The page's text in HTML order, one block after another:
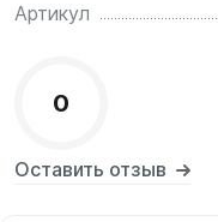
Артикул
0
Оставить отзыв